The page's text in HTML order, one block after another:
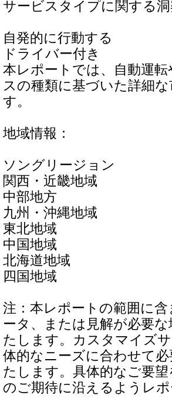
サービスタイプに関する洞
自発的に行動する
ドライバー付き
本レポートでは、自動運
スの種類に基づいた詳細
す。
地域情報：
ソングリージョン
関西・近畿地域
中部地方
九州・沖縄地域
東北地域
中国地域
北海道地域
四国地域
注：本レポートの範囲に
ータ、または見解が必要
たします。カスタマイズ
体的なニーズに合わせて
たします。具体的なご要
のご期待に沿えるようレ